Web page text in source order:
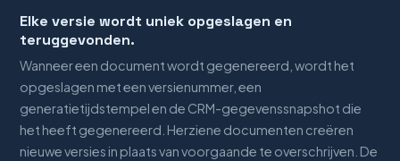
Elke versie wordt uniek opgeslagen en
teruggevonden.
Wanneer een document wordt gegenereerd, wordt het
opgeslagen met een versienummer, een
generatietijdstempel en de CRM-gegevenssnapshot die
het heeft gegenereerd. Herziene documenten creëren
nieuwe versies in plaats van voorgaande te overschrijven. De